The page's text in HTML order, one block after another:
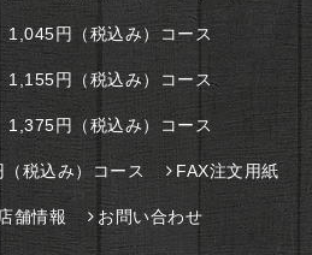
円（税込み）コース
円（税込み）コース
円（税込み）コース
税込み）コース FAX注文用紙
舗情報 お問い合わせ